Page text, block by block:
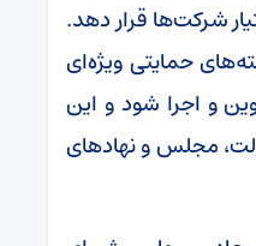
شرکت‌ها قرار دهد.
حمایتی ویژه‌ای
و اجرا شود و این
مجلس و نهادهای